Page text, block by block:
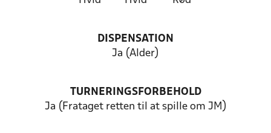
DISPENSATION
Ja (Alder)
TURNERINGSFORBEHOLD
Ja (Frataget retten til at spille om JM)